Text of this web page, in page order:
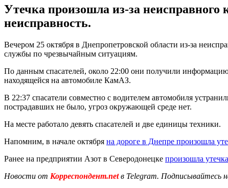
Утечка произошла из-за неисправного
неисправность.
Вечером 25 октября в Днепропетровской области из-за
службы по чрезвычайным ситуациям.
По данным спасателей, около 22:00 они получили информацию
находящейся на автомобиле КамАЗ.
В 22:37 спасатели совместно с водителем автомобиля
пострадавших не было, угроз окружающей среде нет.
На месте работало девять спасателей и две единицы техники.
Напомним, в начале октября на дороге в Днепре произошла
Ранее на предприятии Азот в Северодонецке произошла
Новости от Корреспондент.netв Telegram. Подписывайтесь